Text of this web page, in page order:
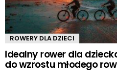
ROWERY DLA DZIECI
Idealny rower dla
do wzrostu młodego